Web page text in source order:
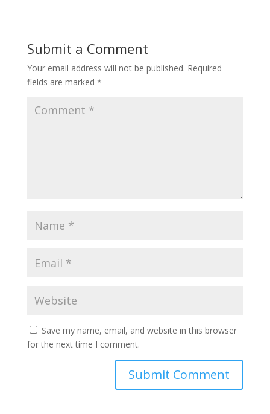
Submit a Comment
Your email address will not be published. Required
fields are marked *
Save my name, email, and website in this browser
for the next time I comment.